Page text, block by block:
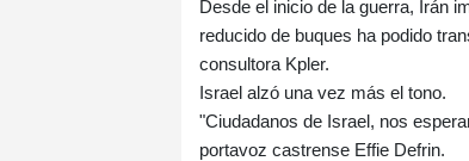
Desde el inicio de la guerra, Irán
reducido de buques ha podido
consultora Kpler.
Israel alzó una vez más el tono.
"Ciudadanos de Israel, nos
portavoz castrense Effie Defrin.